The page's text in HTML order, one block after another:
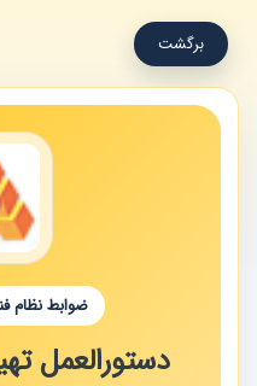
برگشت
ضوابط نظام
دستورالعمل